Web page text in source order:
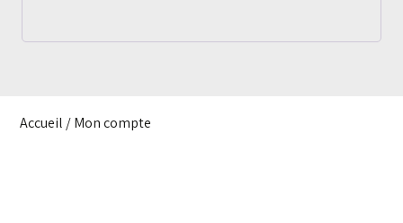
Accueil / Mon compte